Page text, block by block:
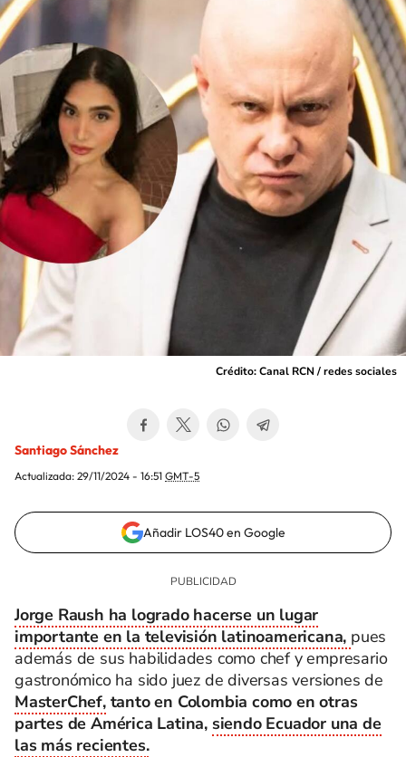
Crédito: Canal RCN / redes sociales
Santiago Sánchez
Actualizada: 29/11/2024 - 16:51 GMT-5
Añadir LOS40 en Google
Jorge Raush ha logrado hacerse un lugar
importante en la televisión latinoamericana, pues
además de sus habilidades como chef y empresario
gastronómico ha sido juez de diversas versiones de
MasterChef,tanto en Colombia como en otras
partes de América Latina, siendo Ecuador una de
las más recientes.